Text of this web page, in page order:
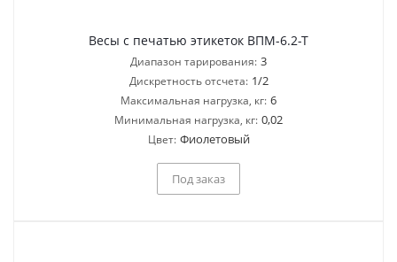
Весы с печатью этикеток ВПМ-6.2-Т
Диапазон тарирования: 3
Дискретность отсчета: 1/2
Максимальная нагрузка, кг: 6
Минимальная нагрузка, кг: 0,02
Цвет: Фиолетовый
Под заказ